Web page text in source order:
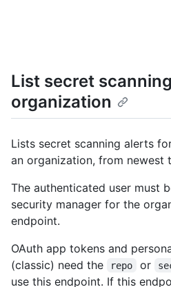
List secret
organization
Lists secret scanning alerts
an organization, from newest
The authenticated user must
security manager for the
endpoint.
OAuth app tokens and
(classic) need the
repo or
use this endpoint. If this